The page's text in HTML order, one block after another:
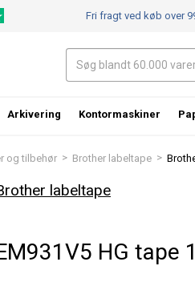
og tilbehør > Brother labeltape >
labeltape
HG
Fri fragt ved køb over
Arkivering Kontormaskiner